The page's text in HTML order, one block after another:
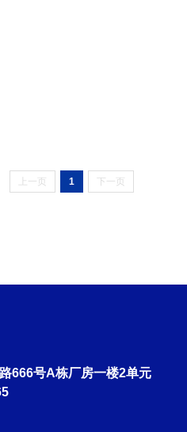
上一页 1 下一页
666号A栋厂房一楼2单元